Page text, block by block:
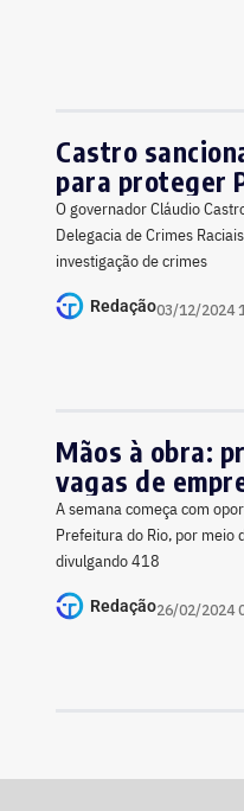
Castro
para proteger
O governador Cláudio
Delegacia de Crimes
investigação de crimes
Redação03/12/2024
Mãos à obra:
vagas de
A semana começa com
Prefeitura do Rio, por meio
divulgando 418
Redação26/02/2024